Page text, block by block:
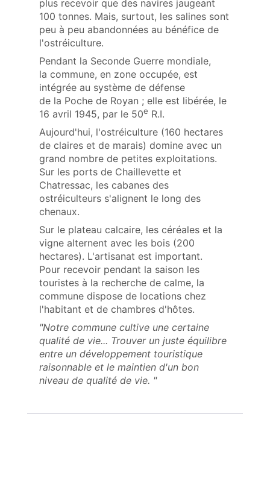
plus recevoir que des navires jaugeant
100 tonnes. Mais, surtout, les salines sont
peu à peu abandonnées au bénéfice de
l'ostréiculture.
Pendant la Seconde Guerre mondiale,
la commune, en zone occupée, est
intégrée au système de défense
de la Poche de Royan ; elle est libérée, le
16 avril 1945, par le 50e R.I.
Aujourd'hui, l'ostréiculture (160 hectares
de claires et de marais) domine avec un
grand nombre de petites exploitations.
Sur les ports de Chaillevette et
Chatressac, les cabanes des
ostréiculteurs s'alignent le long des
chenaux.
Sur le plateau calcaire, les céréales et la
vigne alternent avec les bois (200
hectares). L'artisanat est important.
Pour recevoir pendant la saison les
touristes à la recherche de calme, la
commune dispose de locations chez
l'habitant et de chambres d'hôtes.
"Notre commune cultive une certaine
qualité de vie... Trouver un juste équilibre
entre un développement touristique
raisonnable et le maintien d'un bon
niveau de qualité de vie. "